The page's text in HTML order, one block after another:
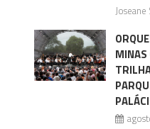
Joseane
MINAS